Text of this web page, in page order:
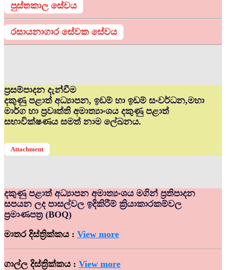
පුස්තකාල සේවය
රසායනාගාර සේවක සේවය
ප්‍රසම්පාදන දැන්වීම
දකුණු පළාත් අධ්‍යාපන, ඉඩම් හා ඉඩම් සංවර්ධන,මහා
මාර්ග හා ප්‍රවෘත්ති අමාත්‍යාංශය දකුණු පළාත්
සභාවික්ෂණය සමත් නාම ලේඛනය.
Attachment
දකුණු පළාත් අධ්‍යාපන අමාත්‍යංශය මගින් ප්‍රතිපාදන
සපයන ලද පාසල්වල ඉදිකිරීම් ක්‍රියාකාරකම්වල
ප්‍රමාණපත්‍ර (BOQ)
මාතර දිස්ත්‍රික්කය : View more
ගාල්ල දිස්ත්‍රික්කය : View more